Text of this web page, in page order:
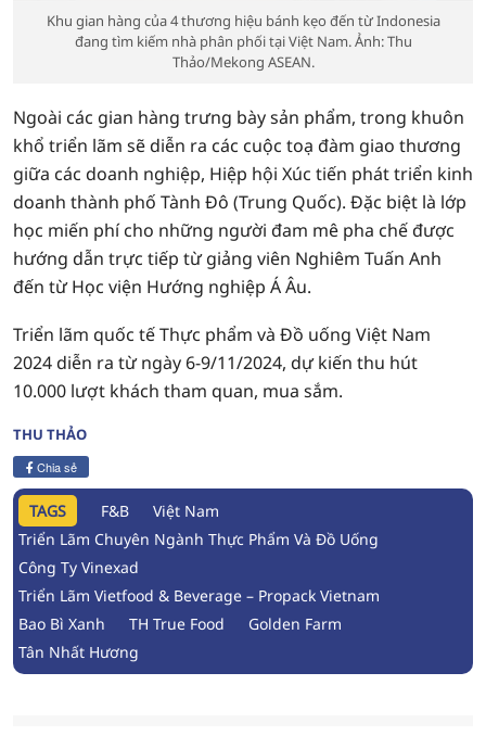
Khu gian hàng của 4 thương hiệu bánh kẹo đến từ Indonesia
đang tìm kiếm nhà phân phối tại Việt Nam. Ảnh: Thu
Thảo/Mekong ASEAN.
Ngoài các gian hàng trưng bày sản phẩm, trong khuôn
khổ triển lãm sẽ diễn ra các cuộc toạ đàm giao thương
giữa các doanh nghiệp, Hiệp hội Xúc tiến phát triển kinh
doanh thành phố Tành Đô (Trung Quốc). Đặc biệt là lớp
học miến phí cho những người đam mê pha chế được
hướng dẫn trực tiếp từ giảng viên Nghiêm Tuấn Anh
đến từ Học viện Hướng nghiệp Á Âu.
Triển lãm quốc tế Thực phẩm và Đồ uống Việt Nam
2024 diễn ra từ ngày 6-9/11/2024, dự kiến thu hút
10.000 lượt khách tham quan, mua sắm.
THU THẢO
Chia sẻ
TAGS F&B
Việt Nam
Triển Lãm Chuyên Ngành Thực Phẩm Và Đồ Uống
Công Ty Vinexad
Triển Lãm Vietfood & Beverage – Propack Vietnam
Bao Bì Xanh
TH True Food
Golden Farm
Tân Nhất Hương